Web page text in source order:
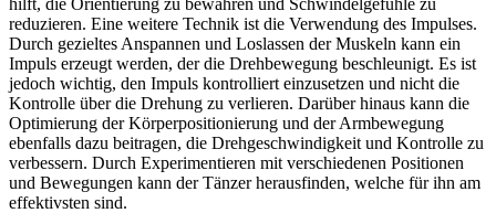
reduzieren. Eine weitere Technik ist die Verwendung des Impulses.
Durch gezieltes Anspannen und Loslassen der Muskeln kann ein
Impuls erzeugt werden, der die Drehbewegung beschleunigt. Es ist
jedoch wichtig, den Impuls kontrolliert einzusetzen und nicht die
Kontrolle über die Drehung zu verlieren. Darüber hinaus kann die
Optimierung der Körperpositionierung und der Armbewegung
ebenfalls dazu beitragen, die Drehgeschwindigkeit und Kontrolle zu
verbessern. Durch Experimentieren mit verschiedenen Positionen
und Bewegungen kann der Tänzer herausfinden, welche für ihn am
effektivsten sind.